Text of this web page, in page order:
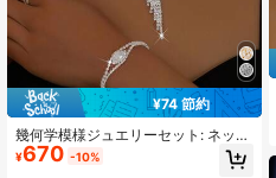
¥74 節約
幾何学模様ジュエリーセット: ネック
レス、ピアス、ブレスレット、リン
グ 5点セット
¥670 -10%